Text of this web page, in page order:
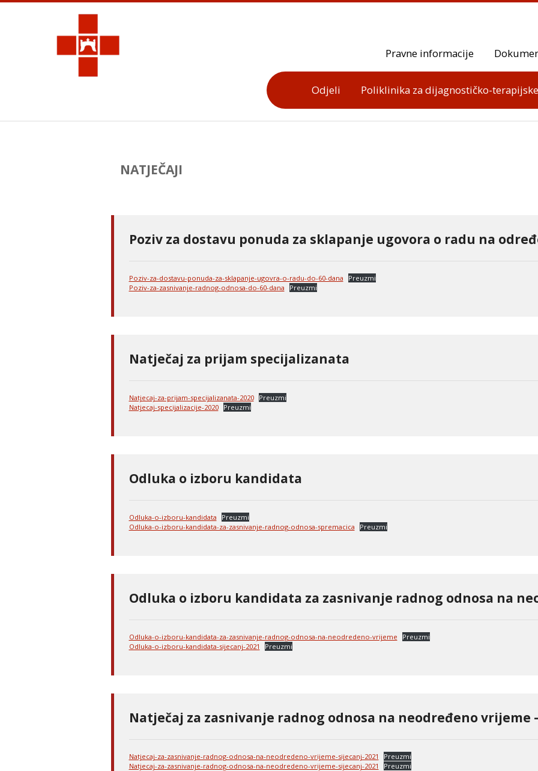
Pravne informacije
Odjeli Poliklinika za dijagnostičko-
NATJEČAJI
Poziv za dostavu ponuda za sklapanje ugovora o radu na
Poziv-za-dostavu-ponuda-za-sklapanje-ugovra-o-radu-do-60-dana
Preuzmi
Poziv-za-zasnivanje-radnog-odnosa-do-60-dana
Preuzmi
Natječaj za prijam specijalizanata
Natjecaj-za-prijam-specijalizanata-2020
Preuzmi
Natjecaj-specijalizacije-2020
Preuzmi
Odluka o izboru kandidata
Odluka-o-izboru-kandidata
Preuzmi
Odluka-o-izboru-kandidata-za-zasnivanje-radnog-odnosa-spremacica
Preuzmi
Odluka o izboru kandidata za zasnivanje radnog odnosa na
Odluka-o-izboru-kandidata-za-zasnivanje-radnog-odnosa-na-neodredeno-vrijeme
Preuzmi
Odluka-o-izboru-kandidata-sijecanj-2021
Preuzmi
Natječaj za zasnivanje radnog odnosa na neodređeno vrijeme
Natjecaj-za-zasnivanje-radnog-odnosa-na-neodredeno-vrijeme-sijecanj-2021
Preuzmi
Natjecaj-za-zasnivanje-radnog-odnosa-na-neodredeno-vrijeme-sijecanj-2021
Preuzmi